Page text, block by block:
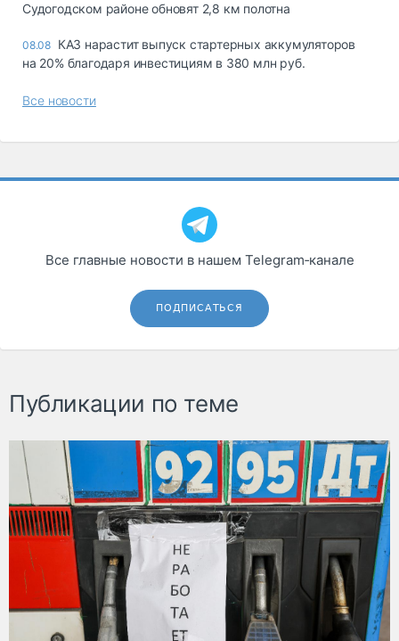
Судогодском районе обновят 2,8 км полотна
08.08 КАЗ нарастит выпуск стартерных аккумуляторов
на 20% благодаря инвестициям в 380 млн руб.
Все новости
Все главные новости в нашем Telegram‑канале
ПОДПИСАТЬСЯ
Публикации по теме